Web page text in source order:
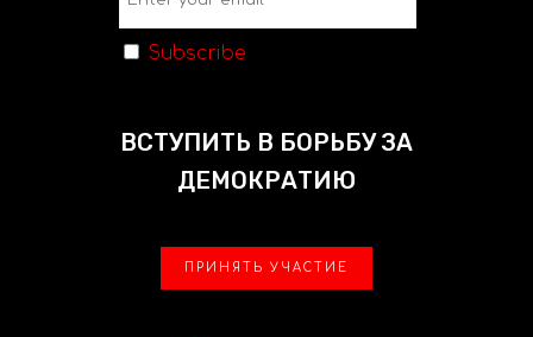
Subscribe
ВСТУПИТЬ В БОРЬБУ ЗА
ДЕМОКРАТИЮ
ПРИНЯТЬ УЧАСТИЕ